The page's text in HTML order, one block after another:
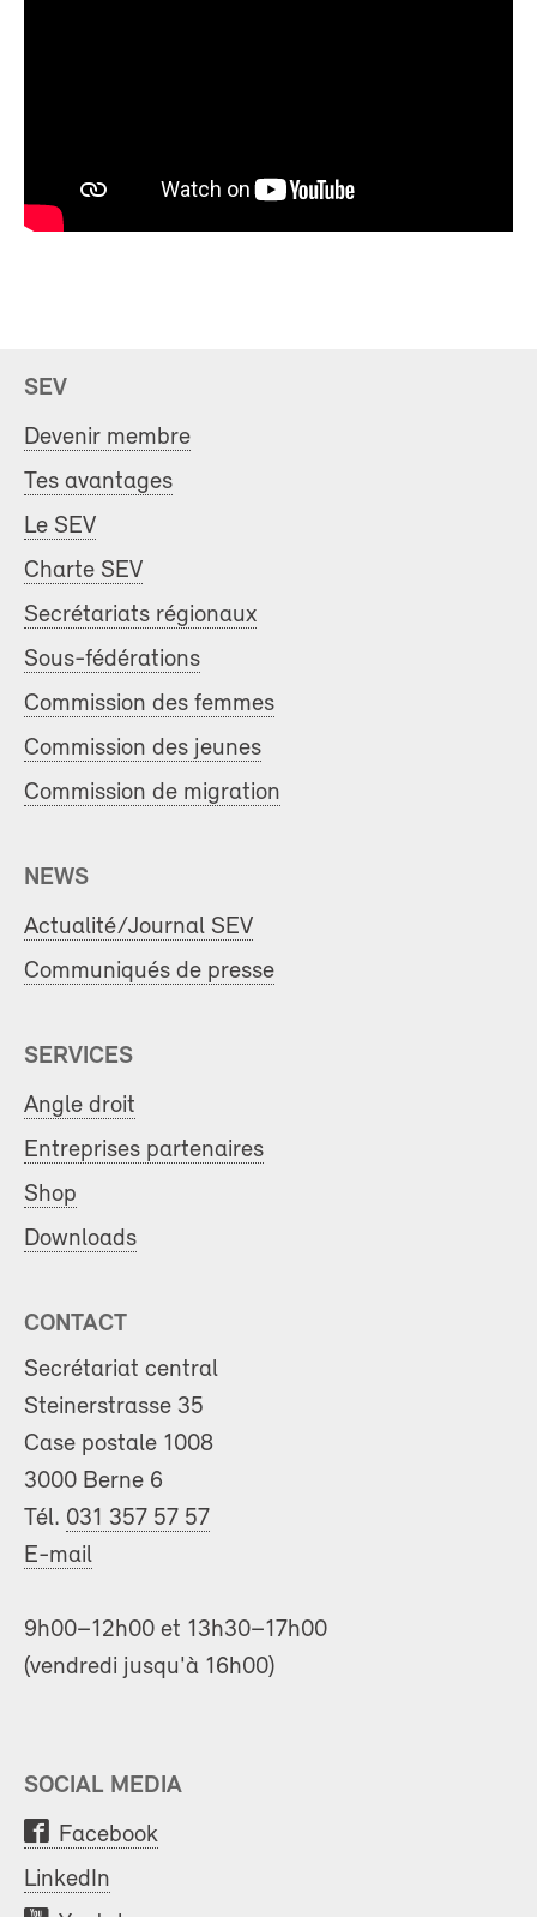
SEV
Devenir membre
Tes avantages
Le SEV
Charte SEV
Secrétariats régionaux
Sous-fédérations
Commission des femmes
Commission des jeunes
Commission de migration
NEWS
Actualité/Journal SEV
Communiqués de presse
SERVICES
Angle droit
Entreprises partenaires
Shop
Downloads
CONTACT
Secrétariat central
Steinerstrasse 35
Case postale 1008
3000 Berne 6
Tél. 031 357 57 57
E-mail
9h00–12h00 et 13h30–17h00
(vendredi jusqu'à 16h00)
SOCIAL MEDIA
Facebook
LinkedIn